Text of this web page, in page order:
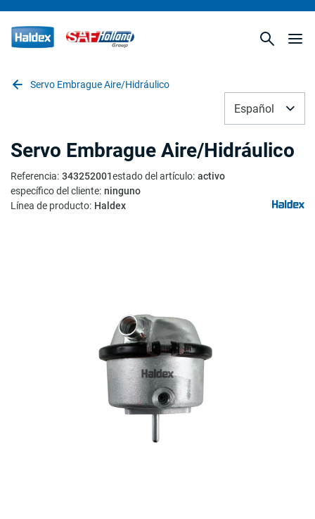
Servo Embrague Aire/Hidráulico
Español
Servo Embrague Aire/Hidráulico
Referencia: 343252001estado del artículo: activo
específico del cliente: ninguno
Línea de producto: Haldex